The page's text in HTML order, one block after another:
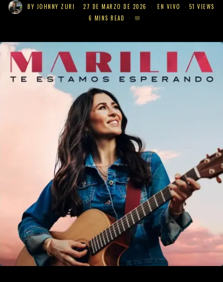
BY JOHNNY ZURI 27 DE MARZO DE 2026 EN VIVO
51 VIEWS
6 MINS READ